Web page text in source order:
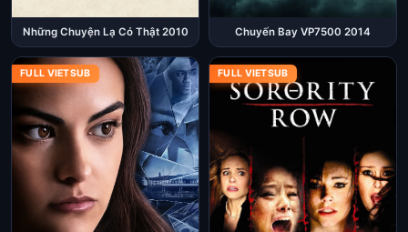
Những Chuyện Lạ Có Thật 2010 Chuyến Bay VP7500 2014
FULL VIETSUB FULL VIETSUB